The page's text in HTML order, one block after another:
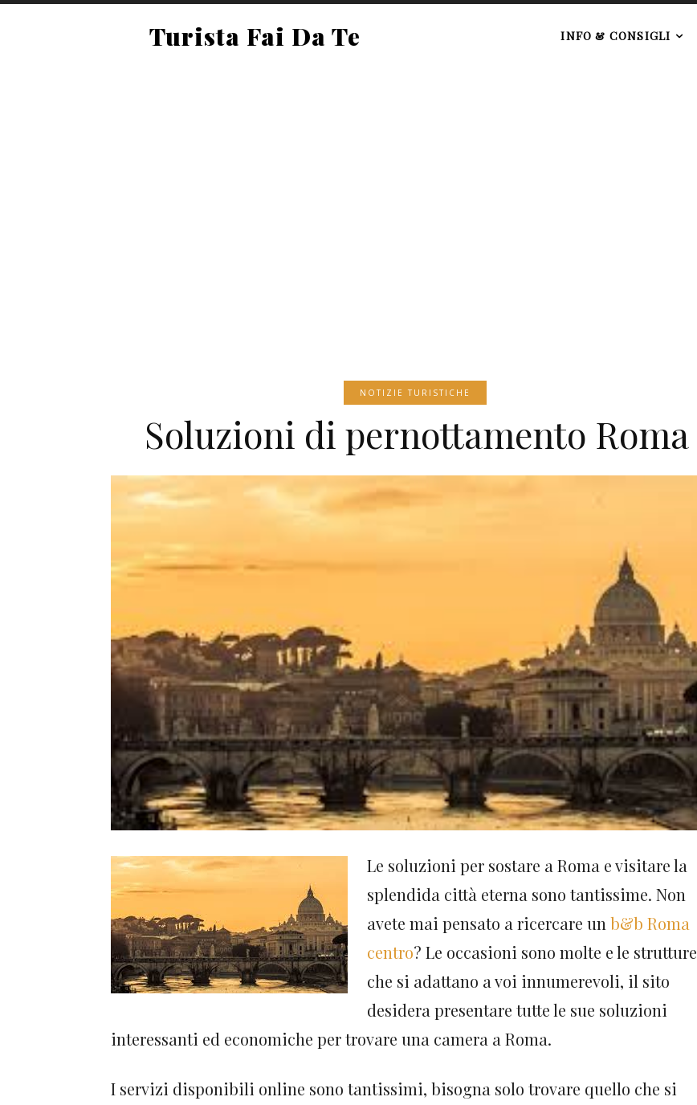
Turista Fai Da Te INFO & CONSIGLI
NOTIZIE TURISTICHE
Soluzioni di pernottamento Roma
Le soluzioni per sostare a Roma e visitare la
splendida città eterna sono tantissime. Non
avete mai pensato a ricercare un b&b Roma
centro? Le occasioni sono molte e le strutture
che si adattano a voi innumerevoli, il sito
desidera presentare tutte le sue soluzioni
interessanti ed economiche per trovare una camera a Roma.
I servizi disponibili online sono tantissimi, bisogna solo trovare quello che si